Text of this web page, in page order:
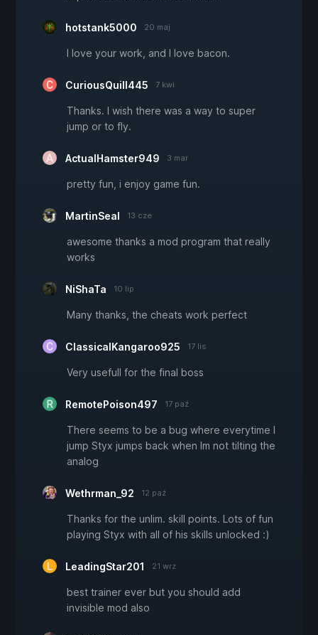
hotstank5000 20 maj
I love your work, and I love bacon.
CuriousQuill445 7 kwi
Thanks. I wish there was a way to super
jump or to fly.
ActualHamster949 3 mar
pretty fun, i enjoy game fun.
MartinSeal 13 cze
awesome thanks a mod program that really
works
NiShaTa 10 lip
Many thanks, the cheats work perfect
ClassicalKangaroo925 17 lis
Very usefull for the final boss
RemotePoison497 17 paź
There seems to be a bug where everytime I
jump Styx jumps back when Im not tilting the
analog
Wethrman_92 12 paź
Thanks for the unlim. skill points. Lots of fun
playing Styx with all of his skills unlocked :)
LeadingStar201 21 wrz
best trainer ever but you should add
invisible mod also